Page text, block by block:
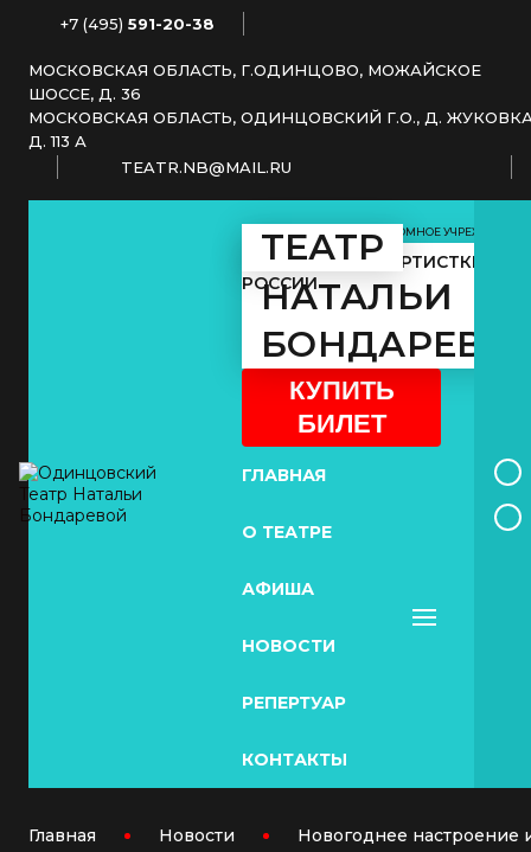
+7 (495) 591-20-38
МОСКОВСКАЯ ОБЛАСТЬ, Г.ОДИНЦОВО, МОЖАЙСКОЕ
ШОССЕ, Д. 36
МОСКОВСКАЯ ОБЛАСТЬ, ОДИНЦОВСКИЙ Г.О., Д.
Д. 113 А
TEATR.NB@MAIL.RU
ТЕАТР
НАТАЛЬИ
МУНИЦИПАЛЬНОЕ АВТОНОМНОЕ УЧРЕЖДЕНИЕ
КУЛЬТУРЫ
ЗАСЛУЖЕННОЙ АРТИСТКИ
РОССИИ
КУПИТЬ
БИЛЕТ
ГЛАВНАЯ
О ТЕАТРЕ
АФИША
НОВОСТИ
РЕПЕРТУАР
КОНТАКТЫ
Главная Новости
Новогоднее настроение